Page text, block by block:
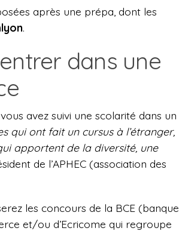
après une prépa, dont les
.
dans une
avez suivi une scolarité dans un
qui ont fait un cursus à l’étranger,
apportent de la diversité, une
de l’APHEC (association des
les concours de la BCE (banque
et/ou d’Ecricome qui regroupe